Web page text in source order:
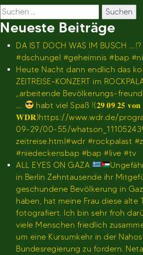
Suchen
nach:
Neueste Beiträge
DA IST DOCH WAS IM BUSCH ….!?
#dschungel #geheimnis #bap
Heute Nacht dann endlich das
ZEITREISE-KONZERT im
„arbeitende Bevölkerungs-
….
habt viel Spaß !(𝟐𝟗.𝟎𝟗.𝟐𝟓
𝐖𝐃𝐑)https://www.wdr.de/
09-29/00-55/
zeitreise.html#wdr #rockpalast
#niedeckensbap #bap #live #tv
ALL EYES ON GAZA
in Berlin Zehntausende ihr
geschundene Bevölkerung in
haben, hat meine Frau diese alte
fotografiert. Ich bin sehr froh
viele Menschen friedlich
um eine Kursumkehr in der
Bundesregierung zu fordern.